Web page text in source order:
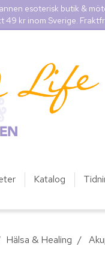
esoterisk butik &
49 kr inom Sverige.
Katalog
Hälsa & Healing /